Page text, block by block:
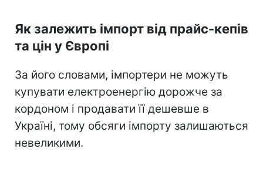
Як залежить імпорт від прайс-кепів
та цін у Європі
За його словами, імпортери не можуть
купувати електроенергію дорожче за
кордоном і продавати її дешевше в
Україні, тому обсяги імпорту залишаються
невеликими.